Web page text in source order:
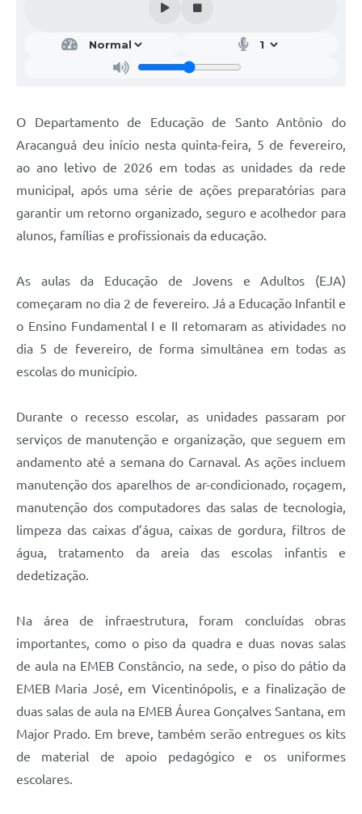
O Departamento de Educação de Santo Antônio do
Aracanguá deu início nesta quinta-feira, 5 de fevereiro,
ao ano letivo de 2026 em todas as unidades da rede
municipal, após uma série de ações preparatórias para
garantir um retorno organizado, seguro e acolhedor para
alunos, famílias e profissionais da educação.
As aulas da Educação de Jovens e Adultos (EJA)
começaram no dia 2 de fevereiro. Já a Educação Infantil e
o Ensino Fundamental I e II retomaram as atividades no
dia 5 de fevereiro, de forma simultânea em todas as
escolas do município.
Durante o recesso escolar, as unidades passaram por
serviços de manutenção e organização, que seguem em
andamento até a semana do Carnaval. As ações incluem
manutenção dos aparelhos de ar-condicionado, roçagem,
manutenção dos computadores das salas de tecnologia,
limpeza das caixas d’água, caixas de gordura, filtros de
água, tratamento da areia das escolas infantis e
dedetização.
Na área de infraestrutura, foram concluídas obras
importantes, como o piso da quadra e duas novas salas
de aula na EMEB Constâncio, na sede, o piso do pátio da
EMEB Maria José, em Vicentinópolis, e a finalização de
duas salas de aula na EMEB Áurea Gonçalves Santana, em
Major Prado. Em breve, também serão entregues os kits
de material de apoio pedagógico e os uniformes
escolares.